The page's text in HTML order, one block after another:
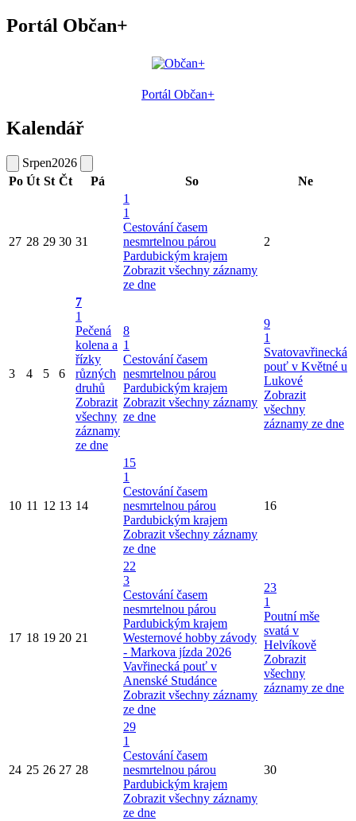
Portál Občan+
Portál Občan+
Kalendář
Srpen2026
Po Út St Čt Pá So Ne
27 28 29 30 31
1
1
Cestování časem
nesmrtelnou párou
Pardubickým krajem
Zobrazit všechny záznamy
ze dne
2
3 4 5 6
7
1
Pečená
kolena a
řízky
různých
druhů
Zobrazit
všechny
záznamy
ze dne
8
1
Cestování časem
nesmrtelnou párou
Pardubickým krajem
Zobrazit všechny záznamy
ze dne
9
1
Svatovavřinecká
pouť v Květné u
Lukové
Zobrazit
všechny
záznamy ze dne
10 11 12 13 14
15
1
Cestování časem
nesmrtelnou párou
Pardubickým krajem
Zobrazit všechny záznamy
ze dne
16
17 18 19 20 21
22
3
Cestování časem
nesmrtelnou párou
Pardubickým krajem
Westernové hobby závody
- Markova jízda 2026
Vavřinecká pouť v
Anenské Studánce
Zobrazit všechny záznamy
ze dne
23
1
Poutní mše
svatá v
Helvíkově
Zobrazit
všechny
záznamy ze dne
24 25 26 27 28
29
1
Cestování časem
nesmrtelnou párou
Pardubickým krajem
Zobrazit všechny záznamy
ze dne
30